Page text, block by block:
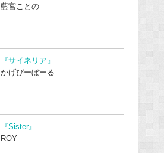
藍宮ことの
『サイネリア』
かげぴーぼーる
『Sister』
ROY